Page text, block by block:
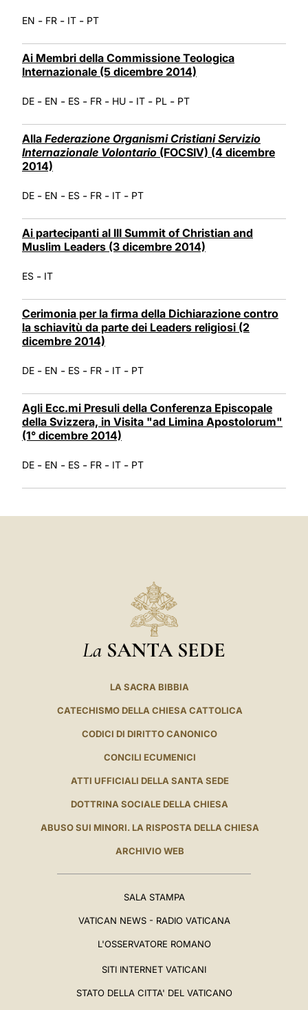
EN - FR - IT - PT
Ai Membri della Commissione Teologica
Internazionale (5 dicembre 2014)
DE - EN - ES - FR - HU - IT - PL - PT
Alla Federazione Organismi Cristiani Servizio
Internazionale Volontario (FOCSIV) (4 dicembre
2014)
DE - EN - ES - FR - IT - PT
Ai partecipanti al III Summit of Christian and
Muslim Leaders (3 dicembre 2014)
ES - IT
Cerimonia per la firma della Dichiarazione contro
la schiavitù da parte dei Leaders religiosi (2
dicembre 2014)
DE - EN - ES - FR - IT - PT
Agli Ecc.mi Presuli della Conferenza Episcopale
della Svizzera, in Visita "ad Limina Apostolorum"
(1° dicembre 2014)
DE - EN - ES - FR - IT - PT
La SANTA SEDE
LA SACRA BIBBIA
CATECHISMO DELLA CHIESA CATTOLICA
CODICI DI DIRITTO CANONICO
CONCILI ECUMENICI
ATTI UFFICIALI DELLA SANTA SEDE
DOTTRINA SOCIALE DELLA CHIESA
ABUSO SUI MINORI. LA RISPOSTA DELLA CHIESA
ARCHIVIO WEB
SALA STAMPA
VATICAN NEWS - RADIO VATICANA
L'OSSERVATORE ROMANO
SITI INTERNET VATICANI
STATO DELLA CITTA' DEL VATICANO